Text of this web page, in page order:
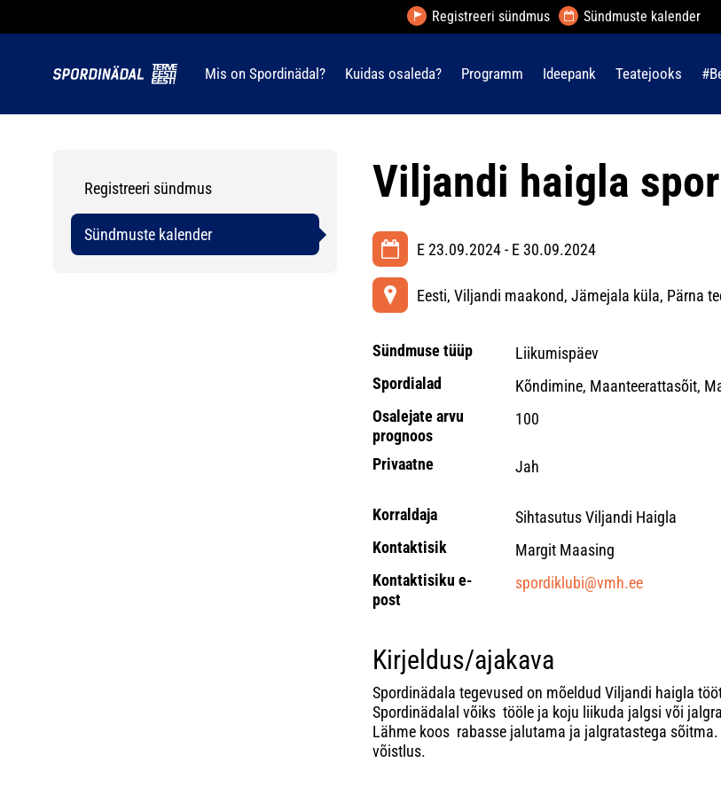
Registreeri sündmus Sündmuste kalender
Mis on Spordinädal? Kuidas osaleda? Programm Ideepank Teatejooks
Registreeri sündmus
Sündmuste kalender
Viljandi haigla
E 23.09.2024 - E 30.09.2024
Eesti, Viljandi maakond, Jämejala küla, Pärna
Sündmuse tüüp
Liikumispäev
Spordialad
Kõndimine, Maanteerattasõit,
Osalejate arvu
prognoos
100
Privaatne Jah
Korraldaja
Sihtasutus Viljandi Haigla
Kontaktisik
Margit Maasing
Kontaktisiku e-
post
spordiklubi@vmh.ee
Kirjeldus/ajakava
Spordinädala tegevused on mõeldud Viljandi haigla
Spordinädalal võiks tööle ja koju liikuda jalgsi või
Lähme koos rabasse jalutama ja jalgratastega
võistlus.